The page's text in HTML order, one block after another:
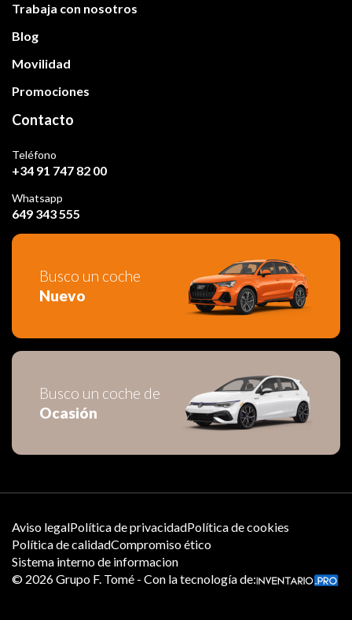
Trabaja con nosotros
Blog
Movilidad
Promociones
Contacto
Teléfono
+34 91 747 82 00
Whatsapp
649 343 555
Busco un coche
Nuevo
Busco un coche de
Ocasión
Aviso legalPolítica de privacidadPolítica de cookies
Política de calidadCompromiso ético
Sistema interno de informacion
© 2026Grupo F. Tomé - Con la tecnología de: